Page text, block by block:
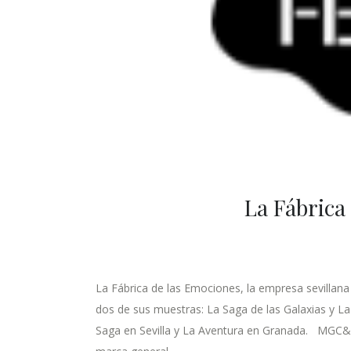
La
La Fábrica de las Emociones, la empresa
dos de sus muestras: La Saga de las Galaxias y
Saga en Sevilla y La Aventura en Granada.